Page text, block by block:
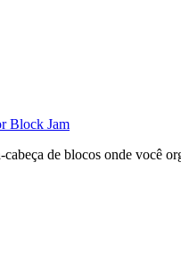
Block Jam
de blocos onde você